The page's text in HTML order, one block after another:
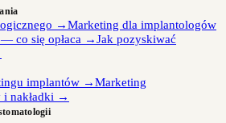
→Marketing dla implantologów
co się opłaca →Jak pozyskiwać
implantów →Marketing
nakładki →